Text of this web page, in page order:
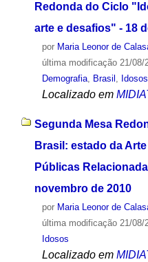
Redonda do Ciclo
arte e desafios" - 18
por Maria Leonor de
última modificação21/08/
Demografia, Brasil , Idosos
Localizado em
Segunda Mesa
Brasil: estado da
Públicas
novembro de 2010
por Maria Leonor de
última modificação21/08/
Idosos
Localizado em